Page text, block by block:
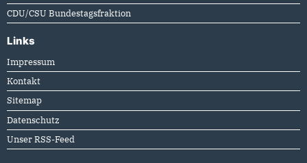
CDU/CSU Bundestagsfraktion
Links
Impressum
Kontakt
Sitemap
Datenschutz
Unser RSS-Feed